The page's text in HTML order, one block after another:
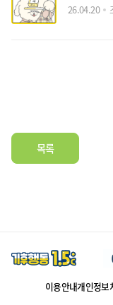
26.04.20
목록
이용안내개인정보